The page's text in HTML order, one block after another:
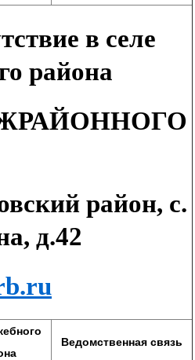
в селе
района
район, с.
д.42
Ведомственная связь